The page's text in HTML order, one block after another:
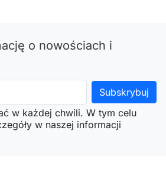
o nowościach i
w każdej chwili. W tym celu
w naszej informacji